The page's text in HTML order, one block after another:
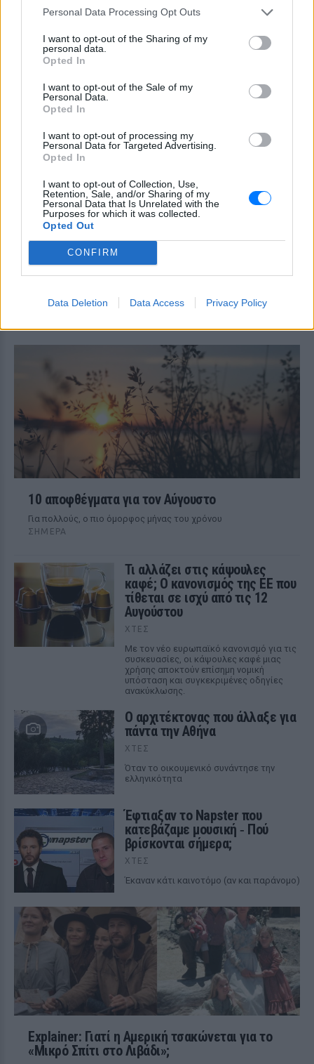
Personal Data Processing Opt Outs
I want to opt-out of the Sharing of my
personal data.
Opted In
I want to opt-out of the Sale of my
Personal Data.
Opted In
I want to opt-out of processing my
Personal Data for Targeted Advertising.
Opted In
I want to opt-out of Collection, Use,
Retention, Sale, and/or Sharing of my
Personal Data that Is Unrelated with the
Purposes for which it was collected.
Opted Out
CONFIRM
Data Deletion Data Access Privacy Policy
τρέχουν πλέον εδώ
της: Η δημοσιογράφος που
άλλαξε τον ρόλο των γυναικών
ΣΉΜΕΡΑ
Η δημοσιογράφος που αψήφησε την
εποχή της και έγινε σύμβολο ενός
πιστεύαμε για την ανθρώπινη
δημιουργικότητα
10 αποφθέγματα για τον Αύγουστο
Για πολλούς, ο πιο όμορφος μήνας του χρόνου
ΣΉΜΕΡΑ
Τι αλλάζει στις κάψουλες
καφέ; Ο κανονισμός της ΕΕ που
τίθεται σε ισχύ από τις 12
Αυγούστου
ΧΤΕΣ
Με τον νέο ευρωπαϊκό κανονισμό για τις
συσκευασίες, οι κάψουλες καφέ μιας
χρήσης αποκτούν επίσημη νομική
υπόσταση και συγκεκριμένες οδηγίες
ανακύκλωσης.
Ο αρχιτέκτονας που άλλαξε για
πάντα την Αθήνα
ΧΤΕΣ
Όταν το οικουμενικό συνάντησε την
ελληνικότητα
Έφτιαξαν το Napster που
κατεβάζαμε μουσική ‑ Πού
βρίσκονται σήμερα;
ΧΤΕΣ
Έκαναν κάτι καινοτόμο (αν και παράνομο)
Explainer: Γιατί η Αμερική τσακώνεται για το
«Μικρό Σπίτι στο Λιβάδι»;